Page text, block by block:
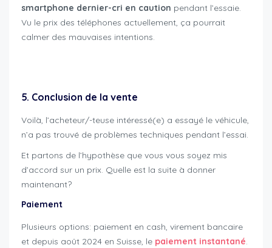
smartphone dernier-cri en caution pendant l’essaie.
Vu le prix des téléphones actuellement, ça pourrait
calmer des mauvaises intentions.
5. Conclusion de la vente
Voilà, l’acheteur/-teuse intéressé(e) a essayé le véhicule,
n’a pas trouvé de problèmes techniques pendant l’essai.
Et partons de l’hypothèse que vous vous soyez mis
d’accord sur un prix. Quelle est la suite à donner
maintenant?
Paiement
Plusieurs options: paiement en cash, virement bancaire
et depuis août 2024 en Suisse, le paiement instantané.